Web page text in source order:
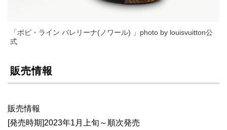
「ポピ・ライン バレリーナ(ノワール) 」photo by louisvuitton公
式
販売情報
販売情報
[発売時期]2023年1月上旬～順次発売